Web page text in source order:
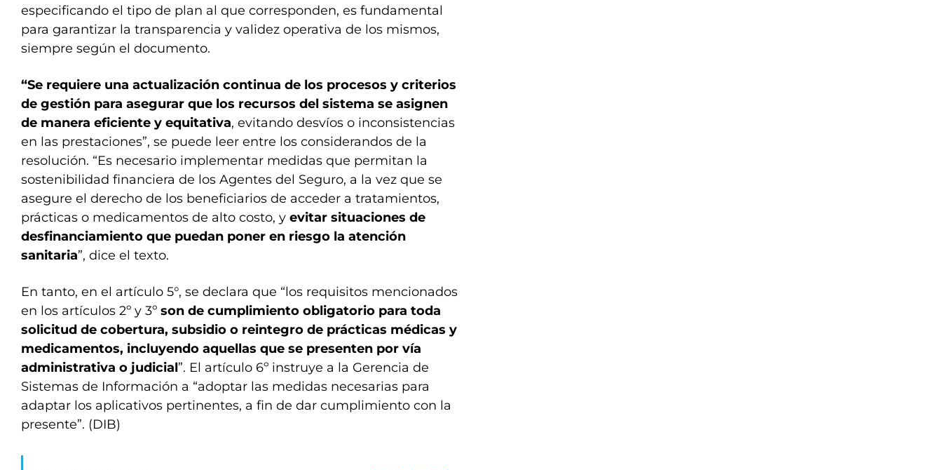
especificando el tipo de plan al que corresponden, es fundamental
para garantizar la transparencia y validez operativa de los mismos,
siempre según el documento.
“Se requiere una actualización continua de los procesos y criterios
de gestión para asegurar que los recursos del sistema se asignen
de manera eficiente y equitativa, evitando desvíos o inconsistencias
en las prestaciones”, se puede leer entre los considerandos de la
resolución. “Es necesario implementar medidas que permitan la
sostenibilidad financiera de los Agentes del Seguro, a la vez que se
asegure el derecho de los beneficiarios de acceder a tratamientos,
prácticas o medicamentos de alto costo, y evitar situaciones de
desfinanciamiento que puedan poner en riesgo la atención
sanitaria”, dice el texto.
En tanto, en el artículo 5°, se declara que “los requisitos mencionados
en los artículos 2º y 3º son de cumplimiento obligatorio para toda
solicitud de cobertura, subsidio o reintegro de prácticas médicas y
medicamentos, incluyendo aquellas que se presenten por vía
administrativa o judicial”. El artículo 6º instruye a la Gerencia de
Sistemas de Información a “adoptar las medidas necesarias para
adaptar los aplicativos pertinentes, a fin de dar cumplimiento con la
presente”. (DIB)